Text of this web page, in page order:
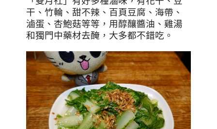
干、竹輪、甜不辣、百頁豆腐、海帶、
滷蛋、杏鮑菇等等，用醇釀醬油、雞湯
和獨門中藥材去醃，大多都不錯吃。